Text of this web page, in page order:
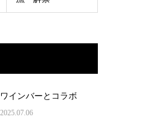
ワインバーとコラボ
2025.07.06